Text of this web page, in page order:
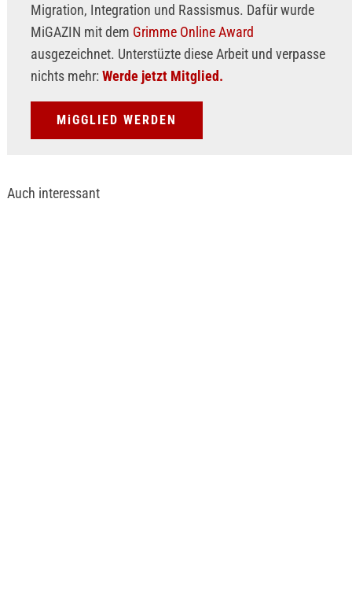
Migration, Integration und Rassismus. Dafür wurde
MiGAZIN mit dem Grimme Online Award
ausgezeichnet. Unterstüzte diese Arbeit und verpasse
nichts mehr: Werde jetzt Mitglied.
MiGGLIED WERDEN
Auch interessant